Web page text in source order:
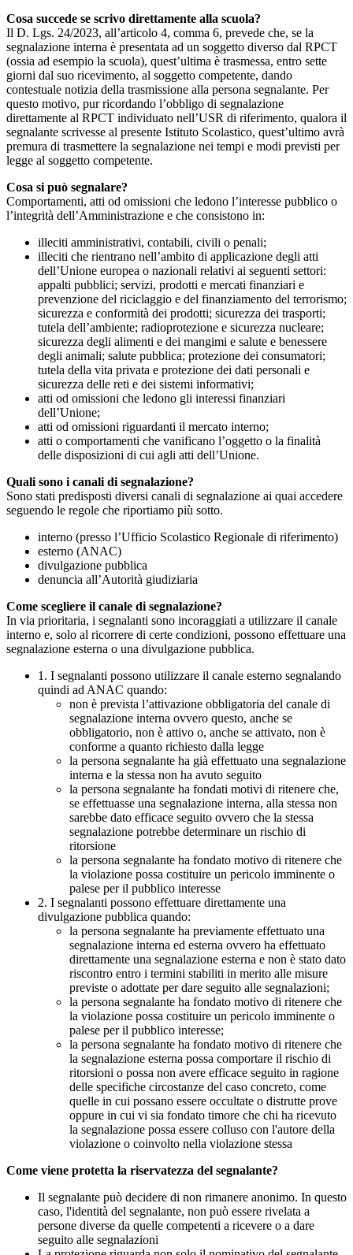
Cosa succede se scrivo direttamente alla scuola?
Il D. Lgs. 24/2023, all’articolo 4, comma 6, prevede che, se la
segnalazione interna è presentata ad un soggetto diverso dal RPCT
(ossia ad esempio la scuola), quest’ultima è trasmessa, entro sette
giorni dal suo ricevimento, al soggetto competente, dando
contestuale notizia della trasmissione alla persona segnalante. Per
questo motivo, pur ricordando l’obbligo di segnalazione
direttamente al RPCT individuato nell’USR di riferimento, qualora il
segnalante scrivesse al presente Istituto Scolastico, quest’ultimo avrà
premura di trasmettere la segnalazione nei tempi e modi previsti per
legge al soggetto competente.
Cosa si può segnalare?
Comportamenti, atti od omissioni che ledono l’interesse pubblico o
l’integrità dell’Amministrazione e che consistono in:
illeciti amministrativi, contabili, civili o penali;
illeciti che rientrano nell’ambito di applicazione degli atti
dell’Unione europea o nazionali relativi ai seguenti settori:
appalti pubblici; servizi, prodotti e mercati finanziari e
prevenzione del riciclaggio e del finanziamento del terrorismo;
sicurezza e conformità dei prodotti; sicurezza dei trasporti;
tutela dell’ambiente; radioprotezione e sicurezza nucleare;
sicurezza degli alimenti e dei mangimi e salute e benessere
degli animali; salute pubblica; protezione dei consumatori;
tutela della vita privata e protezione dei dati personali e
sicurezza delle reti e dei sistemi informativi;
atti od omissioni che ledono gli interessi finanziari
dell’Unione;
atti od omissioni riguardanti il mercato interno;
atti o comportamenti che vanificano l’oggetto o la finalità
delle disposizioni di cui agli atti dell’Unione.
Quali sono i canali di segnalazione?
Sono stati predisposti diversi canali di segnalazione ai quai accedere
seguendo le regole che riportiamo più sotto.
interno (presso l’Ufficio Scolastico Regionale di riferimento)
esterno (ANAC)
divulgazione pubblica
denuncia all’Autorità giudiziaria
Come scegliere il canale di segnalazione?
In via prioritaria, i segnalanti sono incoraggiati a utilizzare il canale
interno e, solo al ricorrere di certe condizioni, possono effettuare una
segnalazione esterna o una divulgazione pubblica.
1. I segnalanti possono utilizzare il canale esterno segnalando
quindi ad ANAC quando:
non è prevista l’attivazione obbligatoria del canale di
segnalazione interna ovvero questo, anche se
obbligatorio, non è attivo o, anche se attivato, non è
conforme a quanto richiesto dalla legge
la persona segnalante ha già effettuato una segnalazione
interna e la stessa non ha avuto seguito
la persona segnalante ha fondati motivi di ritenere che,
se effettuasse una segnalazione interna, alla stessa non
sarebbe dato efficace seguito ovvero che la stessa
segnalazione potrebbe determinare un rischio di
ritorsione
la persona segnalante ha fondato motivo di ritenere che
la violazione possa costituire un pericolo imminente o
palese per il pubblico interesse
2. I segnalanti possono effettuare direttamente una
divulgazione pubblica quando:
la persona segnalante ha previamente effettuato una
segnalazione interna ed esterna ovvero ha effettuato
direttamente una segnalazione esterna e non è stato dato
riscontro entro i termini stabiliti in merito alle misure
previste o adottate per dare seguito alle segnalazioni;
la persona segnalante ha fondato motivo di ritenere che
la violazione possa costituire un pericolo imminente o
palese per il pubblico interesse;
la persona segnalante ha fondato motivo di ritenere che
la segnalazione esterna possa comportare il rischio di
ritorsioni o possa non avere efficace seguito in ragione
delle specifiche circostanze del caso concreto, come
quelle in cui possano essere occultate o distrutte prove
oppure in cui vi sia fondato timore che chi ha ricevuto
la segnalazione possa essere colluso con l'autore della
violazione o coinvolto nella violazione stessa
Come viene protetta la riservatezza del segnalante?
Il segnalante può decidere di non rimanere anonimo. In questo
caso, l'identità del segnalante, non può essere rivelata a
persone diverse da quelle competenti a ricevere o a dare
seguito alle segnalazioni